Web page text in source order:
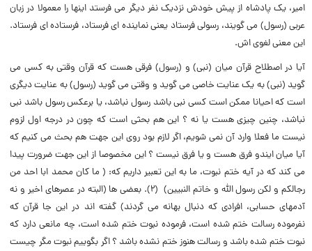
امیر، یک پادشاه از پیش خودش نزدیک نفر دیگر مى فرستد اینها را معمولا در زبان
عربى (‌رسول) مى گویند، رسولى فرستاد یعنى نماینده اى فرستاد، فرستاده اى فرستاد.
این معنى لغوى اش.
آیا در اصطلاح قرآن میان (‌نبى) و (‌رسول) فرقى هست که قرآن وقتى به کسى مى
گوید (‌نبى) به یک عنایت خاصى مى گوید و وقتى مى گوید (‌رسول) به عنایت دیگرى
است که احیانا ممکن است کسى نبى باشد رسول نباشد، یا برعکس رسول باشد نبى
نباشد، چنین چیزى هست یا نه ؟ این هم بحثى است که چون در درجه اول لزوم
نیست ما فعلا وارد آن نمى شویم، اگر لازم بود روى این جهت هم بحث مى کنیم که
آیا میان ایندو فرق هست و یا فرق نیست ؟ این مخصوصا از این جهت ضرورت پیدا
مى کند که در آیه ختم نبوت، ما به این تعبیر داریم که: (‌ ما کان محمد ابا احد من
رجالکم و لکن رسول الله و خاتم النبیین) (۲). بعضى ها (‌البته در عصرهاى اخیر و نه
آدمهاى حسابى، افرادى که دنبال بهانه مى گردند) گفته اند در این جا قرآن که
نفرموده رسالت ختم شده است، فرموده نبوت ختم شده است، چه مانعى دارد که
نبوت ختم شده باشد و رسالت هنوز ختم نشده باشد ؟ اگر بگوییم نبوت مگر چیست